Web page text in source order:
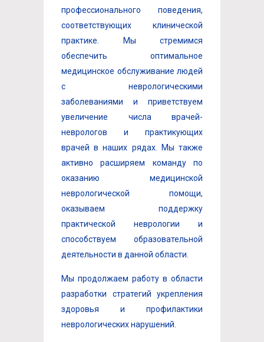
профессионального поведения,
соответствующих клинической
практике. Мы стремимся
обеспечить оптимальное
медицинское обслуживание людей
с неврологическими
заболеваниями и приветствуем
увеличение числа врачей-
неврологов и практикующих
врачей в наших рядах. Мы также
активно расширяем команду по
оказанию медицинской
неврологической помощи,
оказываем поддержку
практической неврологии и
способствуем образовательной
деятельности в данной области.
Мы продолжаем работу в области
разработки стратегий укрепления
здоровья и профилактики
неврологических нарушений.